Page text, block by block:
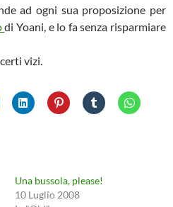
ad ogni sua proposizione per
di Yoani, e lo fa senza risparmiare
vizi.
Una bussola, please!
10 Luglio 2008